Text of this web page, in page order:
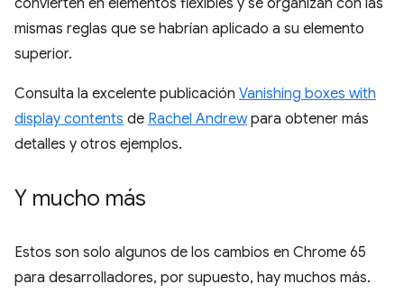
mismas reglas que se habrían aplicado a su elemento
superior.
Consulta la excelente publicación Vanishing boxes with
display contents de Rachel Andrewpara obtener más
detalles y otros ejemplos.
Y mucho más
Estos son solo algunos de los cambios en Chrome 65
para desarrolladores, por supuesto, hay muchos más.